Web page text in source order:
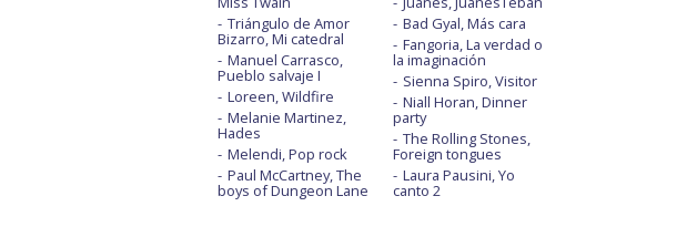
Triángulo de Amor
Bizarro, Mi catedral
Manuel Carrasco,
Pueblo salvaje I
Loreen, Wildfire
Melanie Martinez,
Hades
Melendi, Pop rock
Paul McCartney, The
boys of Dungeon Lane
Bad Gyal, Más cara
Fangoria, La verdad o
la imaginación
Sienna Spiro, Visitor
Niall Horan, Dinner
party
The Rolling Stones,
Foreign tongues
Laura Pausini, Yo
canto 2